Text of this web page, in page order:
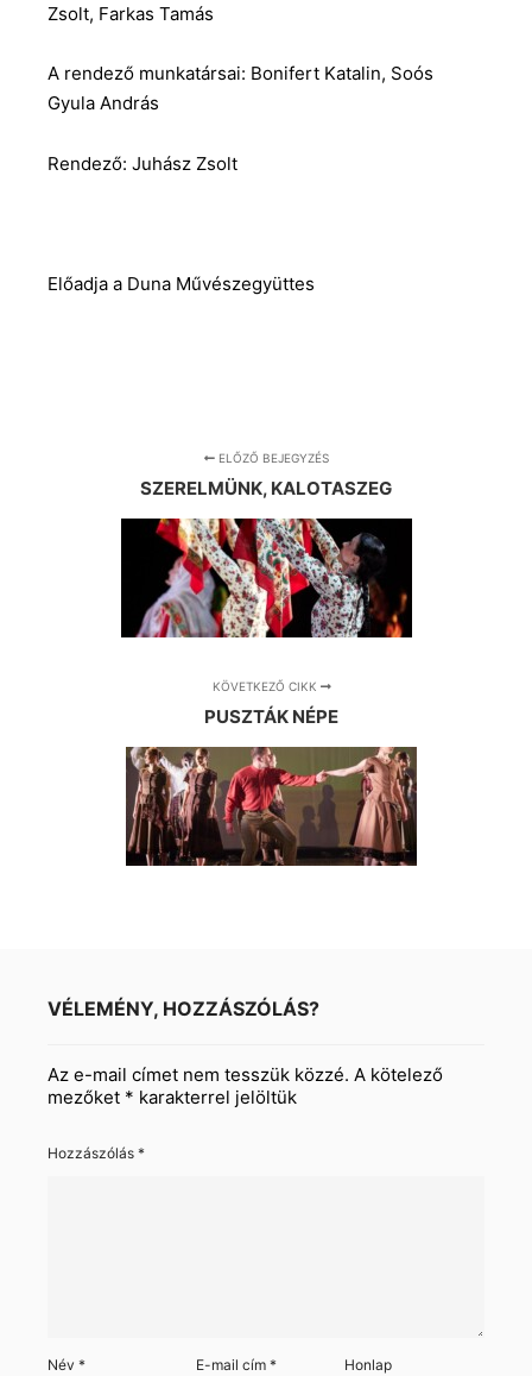
Zsolt, Farkas Tamás
A rendező munkatársai: Bonifert Katalin, Soós
Gyula András
Rendező: Juhász Zsolt
Előadja a Duna Művészegyüttes
ELŐZŐ BEJEGYZÉS
SZERELMÜNK, KALOTASZEG
KÖVETKEZŐ CIKK
PUSZTÁK NÉPE
VÉLEMÉNY, HOZZÁSZÓLÁS?
Az e-mail címet nem tesszük közzé. A kötelező
mezőket * karakterrel jelöltük
Hozzászólás *
Név * E-mail cím* Honlap